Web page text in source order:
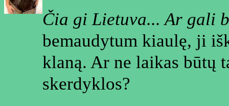
Čia gi Lietuva... Ar gali
bemaudytum kiaulę, ji
klaną. Ar ne laikas būtų
skerdyklos?